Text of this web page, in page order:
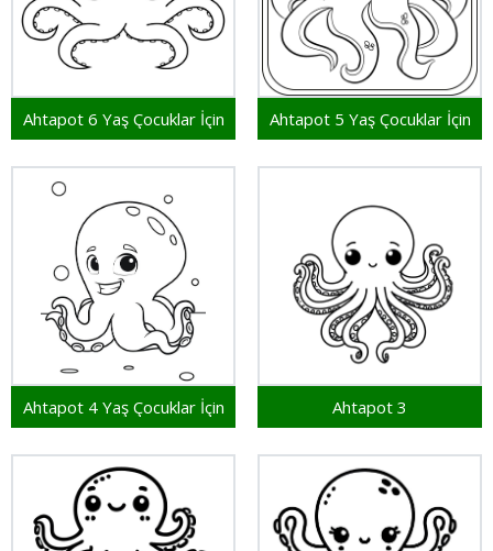
Ahtapot 6 Yaş Çocuklar İçin Ahtapot 5 Yaş Çocuklar İçin
Ahtapot 4 Yaş Çocuklar İçin Ahtapot 3